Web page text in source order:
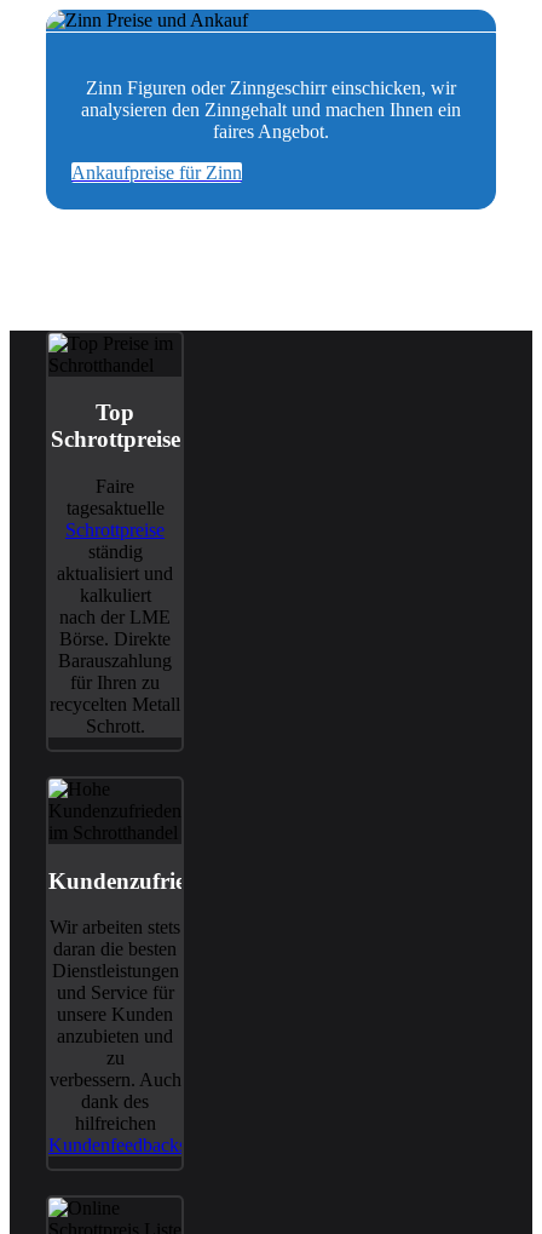
Zinn Figuren oder Zinngeschirr einschicken, wir
analysieren den Zinngehalt und machen Ihnen ein
faires Angebot.
Ankaufpreise für Zinn
Top
Schrottpreise
Faire
tagesaktuelle
Schrottpreise
ständig
aktualisiert und
kalkuliert
nach der LME
Börse. Direkte
Barauszahlung
für Ihren zu
recycelten Metall
Schrott.
Kundenzufriedenheit
Wir arbeiten stets
daran die besten
Dienstleistungen
und Service für
unsere Kunden
anzubieten und
zu
verbessern. Auch
dank des
hilfreichen
Kundenfeedbacks